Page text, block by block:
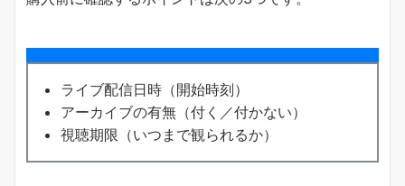
ライブ配信日時（開始時刻）
アーカイブの有無（付く／付かない）
視聴期限（いつまで観られるか）